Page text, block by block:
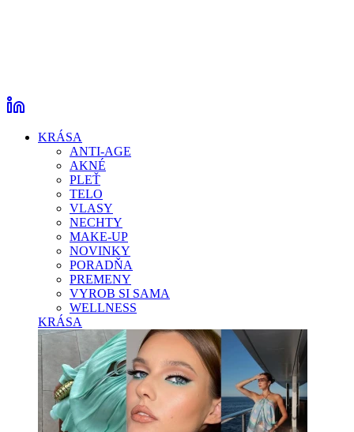
KRÁSA
ANTI-AGE
AKNÉ
PLEŤ
TELO
VLASY
NECHTY
MAKE-UP
NOVINKY
PORADŇA
PREMENY
VYROB SI SAMA
WELLNESS
KRÁSA